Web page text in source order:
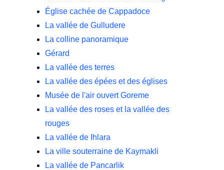
Église cachée de Cappadoce
La vallée de Gulludere
La colline panoramique
Gérard
La vallée des terres
La vallée des épées et des églises
Musée de l'air ouvert Goreme
La vallée des roses et la vallée des
rouges
La vallée de Ihlara
La ville souterraine de Kaymakli
La vallée de Pancarlik